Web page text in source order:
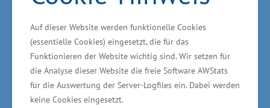
Auf dieser Website werden funktionelle Cookies
(essentielle Cookies) eingesetzt, die für das
Funktionieren der Website wichtig sind. Wir setzen für
die Analyse dieser Website die freie Software AWStats
für die Auswertung der Server-Logfiles ein. Dabei werden
keine Cookies eingesetzt.
die ambulanten und stationären
Pflegeeinrichtungen sowie die sozialen und
privaten Kranken-/Pflegekassen und das Land
selbst ein. Die Umsetzung wird vom